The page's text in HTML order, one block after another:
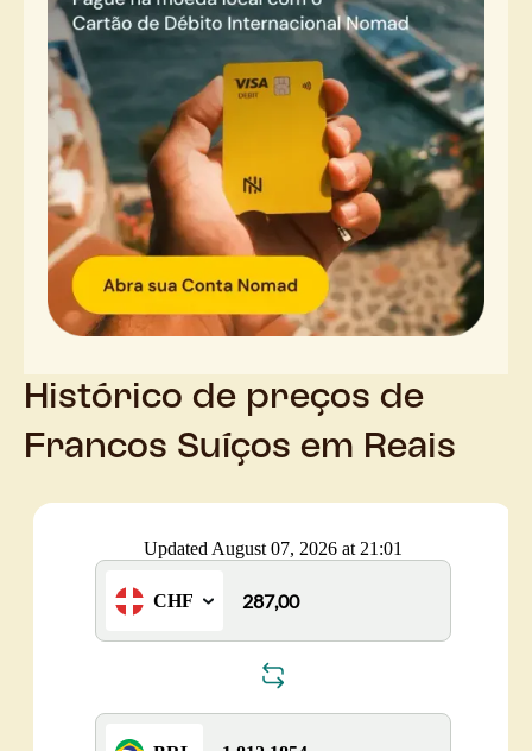
Histórico de preços de
Francos Suíços em Reais